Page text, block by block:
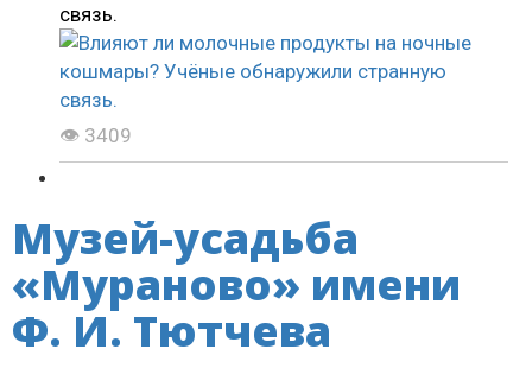
связь.
👁 3409
Музей-усадьба
«Мураново» имени
Ф. И. Тютчева